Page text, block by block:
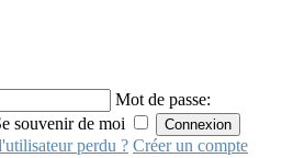
Mot de passe:
souvenir de moi
perdu ? Créer un compte